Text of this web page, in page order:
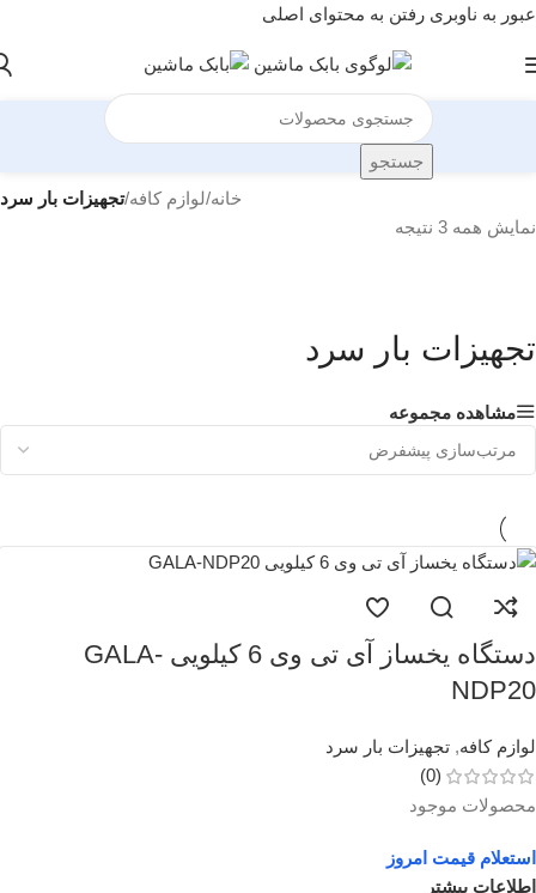
عبور به ناوبری رفتن به محتوای اصلی
جستجو
خانه/لوازم کافه/تجهیزات بار سرد
نمایش همه 3 نتیجه
تجهیزات بار سرد
مشاهده مجموعه
دستگاه یخساز آی تی وی 6 کیلویی GALA-
NDP20
لوازم کافه, تجهیزات بار سرد
(0)
محصولات موجود
استعلام قیمت امروز
اطلاعات بیشتر